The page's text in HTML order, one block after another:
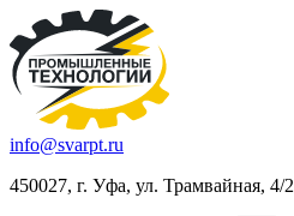
info@svarpt.ru
450027, г. Уфа, ул. Трамвайная, 4/2